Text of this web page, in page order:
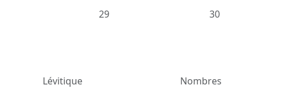
29 30
Lévitique
Nombres